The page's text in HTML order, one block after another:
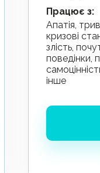
Працює з:
апатія, тривожність, взаємовідносини,
кризові
злість,
поведінки,
інше